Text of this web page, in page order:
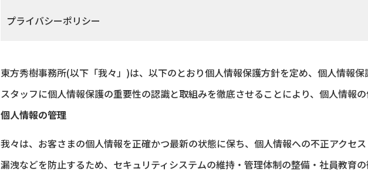
プライバシーポリシー
東方秀樹事務所(以下「我々」)は、以下のとおり個人情報保護方針を定め、個人情報
スタッフに個人情報保護の重要性の認識と取組みを徹底させることにより、個人情報の
個人情報の管理
我々は、お客さまの個人情報を正確かつ最新の状態に保ち、個人情報への不正アクセ
漏洩などを防止するため、セキュリティシステムの維持・管理体制の整備・社員教育